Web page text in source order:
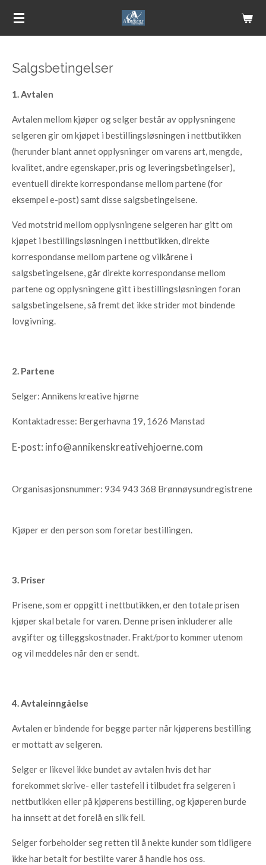
Gå
Salgsbetingelser
1. Avtalen
Avtalen mellom kjøper og selger består av opplysningene
selgeren gir om kjøpet i bestillingsløsningen i nettbutikken
(herunder blant annet opplysninger om varens art, mengde,
kvalitet, andre egenskaper, pris og leveringsbetingelser),
eventuell direkte korrespondanse mellom partene (for
eksempel e-post) samt disse salgsbetingelsene.
Ved motstrid mellom opplysningene selgeren har gitt om
kjøpet i bestillingsløsningen i nettbutikken, direkte
korrespondanse mellom partene og vilkårene i
salgsbetingelsene, går direkte korrespondanse mellom
partene og opplysningene gitt i bestillingsløsningen foran
salgsbetingelsene, så fremt det ikke strider mot bindende
lovgivning.
2. Partene
Selger: Annikens kreative hjørne
Kontaktadresse: Bergerhavna 19, 1626 Manstad
E-post: info@annikenskreativehjoerne.com
Organisasjonsnummer: 934 943 368 Brønnøysundregistrene
Kjøper er den person som foretar bestillingen.
3. Priser
Prisene, som er oppgitt i nettbutikken, er den totale prisen
kjøper skal betale for varen. Denne prisen inkluderer alle
avgifter og tilleggskostnader. Frakt/porto kommer utenom
og vil meddeles når den er sendt.
4. Avtaleinngåelse
Avtalen er bindende for begge parter når kjøperens bestilling
er mottatt av selgeren.
Selger er likevel ikke bundet av avtalen hvis det har
forekommet skrive- eller tastefeil i tilbudet fra selgeren i
nettbutikken eller på kjøperens bestilling, og kjøperen burde
ha innsett at det forelå en slik feil.
Selger forbeholder seg retten til å nekte kunder som tidligere
ikke har betalt for bestilte varer å handle hos oss.